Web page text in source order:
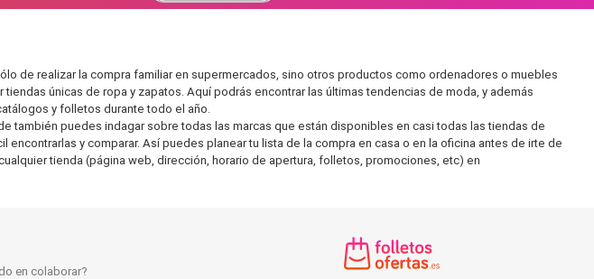
de realizar la compra familiar en supermercados, sino otros productos como ordenadores o muebles
únicas de ropa y zapatos. Aquí podrás encontrar las últimas tendencias de moda, y además
y folletos durante todo el año.
puedes indagar sobre todas las marcas que están disponibles en casi todas las tiendas de
y comparar. Así puedes planear tu lista de la compra en casa o en la oficina antes de irte de
tienda (página web, dirección, horario de apertura, folletos, promociones, etc) en
en colaborar?